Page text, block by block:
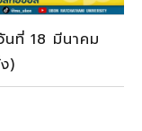
ที่ 18 มีนาคม
)